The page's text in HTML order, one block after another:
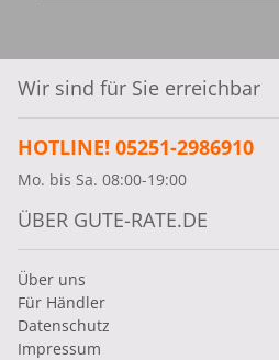
Wir sind für Sie erreichbar
HOTLINE! 05251-2986910
Mo. bis Sa. 08:00-19:00
ÜBER GUTE-RATE.DE
Über uns
Für Händler
Datenschutz
Impressum